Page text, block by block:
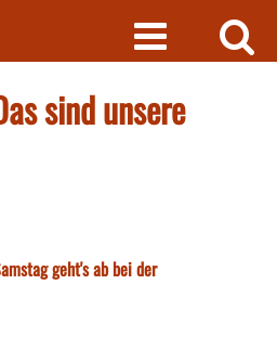
sind unsere
geht's ab bei der